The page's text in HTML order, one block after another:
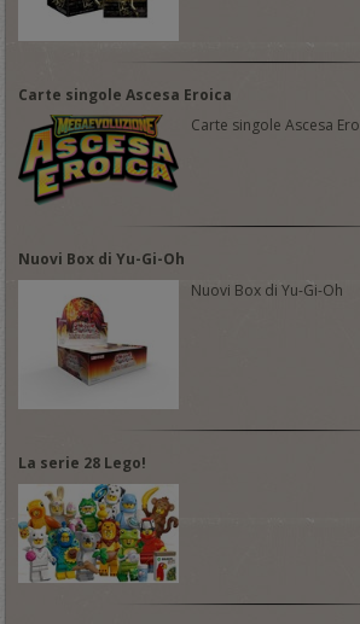
Carte singole Ascesa Eroica
Carte singole Ascesa
Nuovi Box di Yu-Gi-Oh
Nuovi Box di Yu-Gi-Oh
La serie 28 Lego!